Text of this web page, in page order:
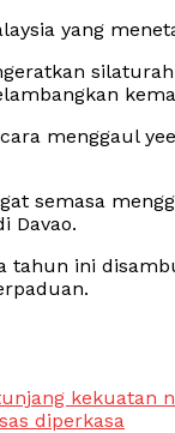
yang
menggaul
semasa
Davao.
tahun ini
kekuatan
diperkasa